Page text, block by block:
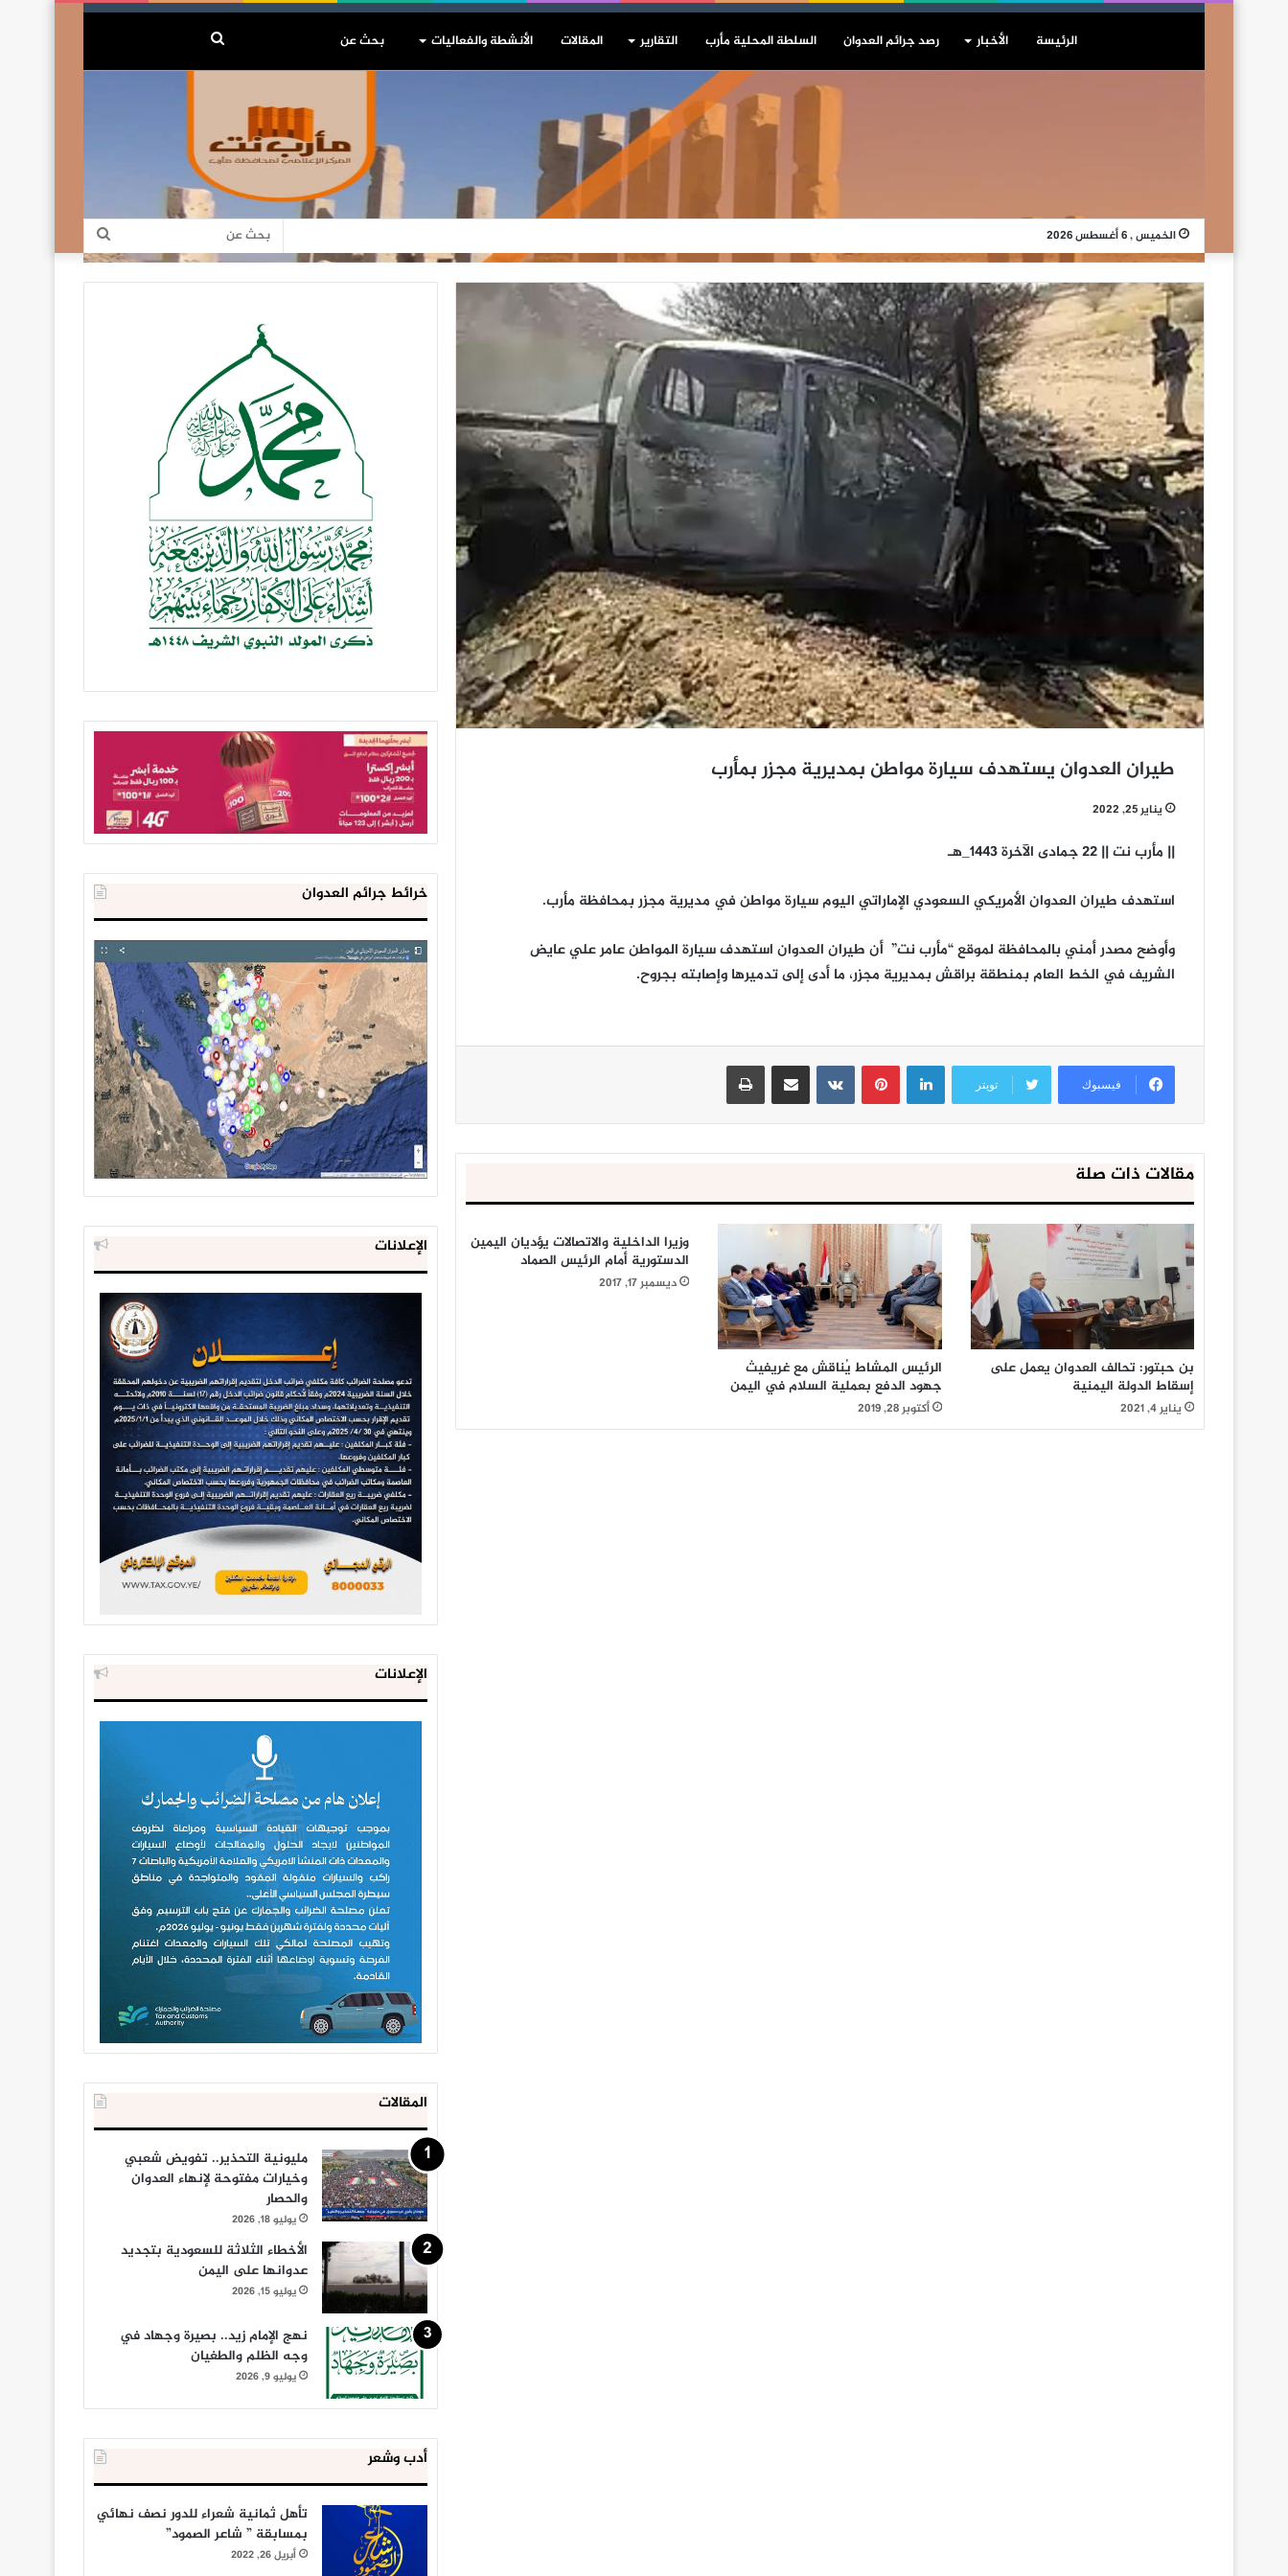
الرئيسة الأخبار رصد جرائم العدوان السلطة المحلية مأرب التقارير المقالات الأنشطة والفعاليات بحث
الخميس , 6 أغسطس 2026
بحث
عن
طيران العدوان يستهدف سيارة مواطن بمديرية مجزر بمأرب
يناير 25, 2022
|| مأرب نت || 22 جمادى الآخرة 1443_هـ
استهدف طيران العدوان الأمريكي السعودي الإماراتي اليوم سيارة مواطن في مديرية مجزر بمحافظة مأرب.
وأوضح مصدر أمني بالمحافظة لموقع “مأرب نت” أن طيران العدوان استهدف سيارة المواطن عامر علي عايض
الشريف في الخط العام بمنطقة براقش بمديرية مجزر، ما أدى إلى تدميرها وإصابته بجروح.
فيسبوك تويتر
لينكدإنبينتيريست مشاركة عبر البريد طباعة
مقالات ذات صلة
بن حبتور: تحالف العدوان يعمل على
إسقاط الدولة اليمنية
يناير 4, 2021
الرئيس المشاط يُناقش مع غريفيث
جهود الدفع بعملية السلام في اليمن
أكتوبر 28, 2019
وزيرا الداخلية والاتصالات يؤديان اليمين
الدستورية أمام الرئيس الصماد
ديسمبر 17, 2017
خرائط جرائم العدوان
الإعلانات
الإعلانات
المقالات
مليونية التحذير.. تفويض شعبي
وخيارات مفتوحة لإنهاء العدوان
والحصار
يوليو 18, 2026
الأخطاء الثلاثة للسعودية بتجديد
عدوانها على اليمن
يوليو 15, 2026
نهج الإمام زيد.. بصيرة وجهاد في
وجه الظلم والطغيان
يوليو 9, 2026
أدب وشعر
تأهل ثمانية شعراء للدور نصف نهائي
بمسابقة ” شاعر الصمود”
أبريل 26, 2022